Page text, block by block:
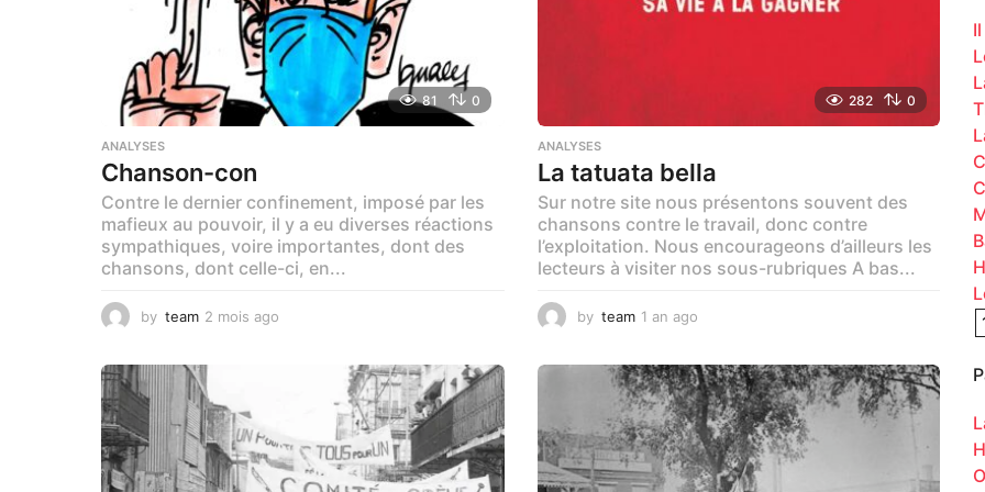
81 0
ANALYSES
Chanson-con
Contre le dernier confinement, imposé par les
mafieux au pouvoir, il y a eu diverses réactions
sympathiques, voire importantes, dont des
chansons, dont celle-ci, en...
by team 2 mois ago
g
o
282 0
ANALYSES
La tatuata bella
Sur notre site nous présentons souvent des
chansons contre le travail, donc contre
l’exploitation. Nous encourageons d’ailleurs les
lecteurs à visiter nos sous-rubriques A bas...
by team 1 an ago
a
g
o
: